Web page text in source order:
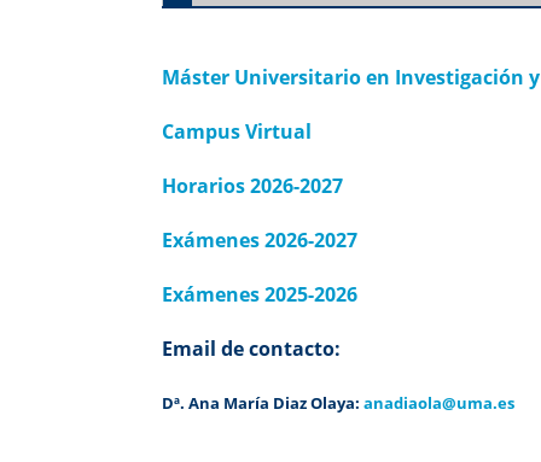
Máster Universitario en Investigación
Campus Virtual
Horarios 2026-2027
Exámenes 2026-2027
Exámenes 2025-2026
Email de contacto:
Dª. Ana María Diaz Olaya:anadiaola@uma.es